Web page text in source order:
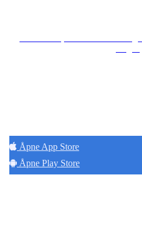
Åpne App Store
Åpne Play Store